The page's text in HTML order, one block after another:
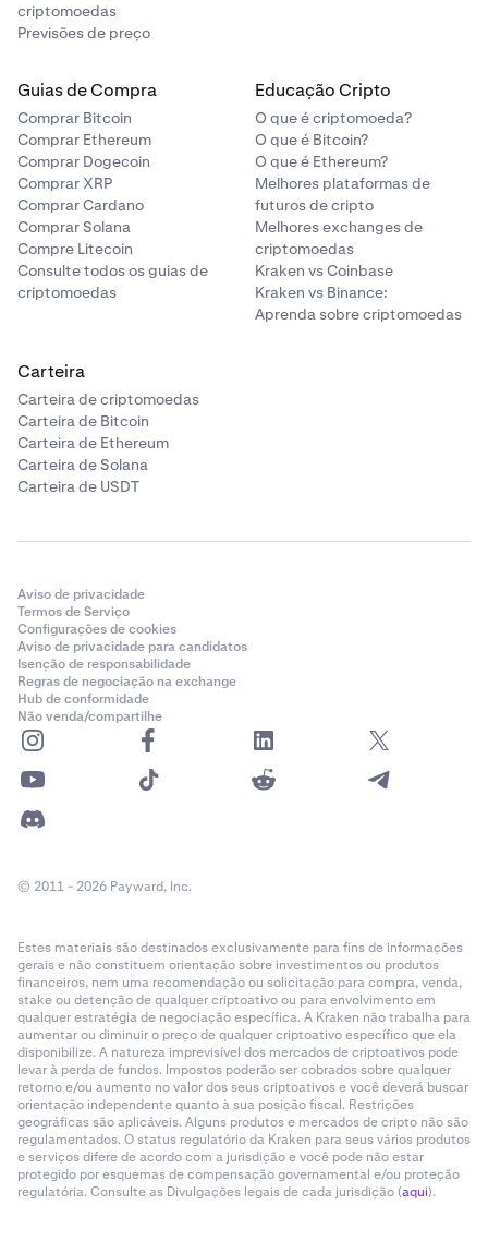
criptomoedas
Previsões de preço
Guias de Compra
Comprar Bitcoin
Comprar Ethereum
Comprar Dogecoin
Comprar XRP
Comprar Cardano
Comprar Solana
Compre Litecoin
Consulte todos os guias de
criptomoedas
Educação Cripto
O que é criptomoeda?
O que é Bitcoin?
O que é Ethereum?
Melhores plataformas de
futuros de cripto
Melhores exchanges de
criptomoedas
Kraken vs Coinbase
Kraken vs Binance:
Aprenda sobre criptomoedas
Carteira
Carteira de criptomoedas
Carteira de Bitcoin
Carteira de Ethereum
Carteira de Solana
Carteira de USDT
Aviso de privacidade
Termos de Serviço
Configurações de cookies
Aviso de privacidade para candidatos
Isenção de responsabilidade
Regras de negociação na exchange
Hub de conformidade
Não venda/compartilhe
© 2011 - 2026 Payward, Inc.
Estes materiais são destinados exclusivamente para fins de informações
gerais e não constituem orientação sobre investimentos ou produtos
financeiros, nem uma recomendação ou solicitação para compra, venda,
stake ou detenção de qualquer criptoativo ou para envolvimento em
qualquer estratégia de negociação específica. A Kraken não trabalha para
aumentar ou diminuir o preço de qualquer criptoativo específico que ela
disponibilize. A natureza imprevisível dos mercados de criptoativos pode
levar à perda de fundos. Impostos poderão ser cobrados sobre qualquer
retorno e/ou aumento no valor dos seus criptoativos e você deverá buscar
orientação independente quanto à sua posição fiscal. Restrições
geográficas são aplicáveis. Alguns produtos e mercados de cripto não são
regulamentados. O status regulatório da Kraken para seus vários produtos
e serviços difere de acordo com a jurisdição e você pode não estar
protegido por esquemas de compensação governamental e/ou proteção
regulatória. Consulte as Divulgações legais de cada jurisdição (aqui).